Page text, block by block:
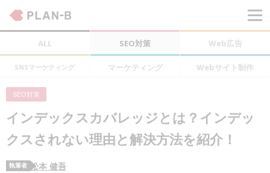
ALL SEO対策 Web広告
SNSマーケティング マーケティング Webサイト制作
SEO対策
インデックスカバレッジとは？インデッ
クスされない理由と解決方法を紹介！
執筆者 松本 健吾